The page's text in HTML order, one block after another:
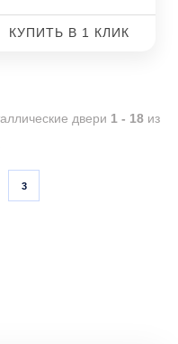
КУПИТЬ В 1 КЛИК
двери 1 - 18из
3